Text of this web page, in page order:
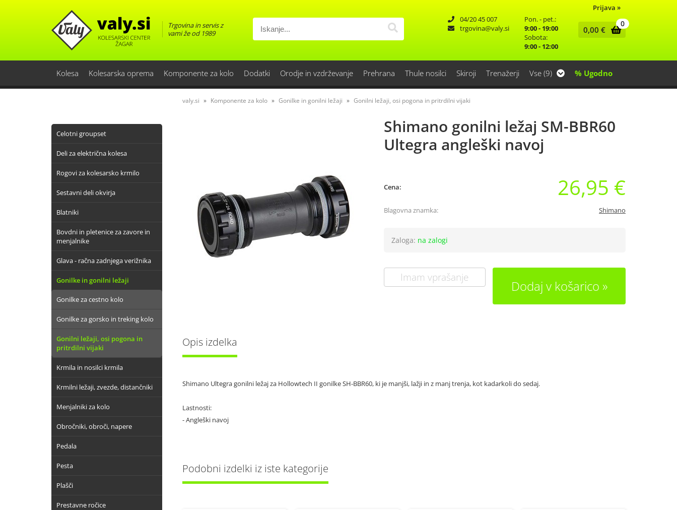
Prijava »
Trgovina in servis z
vami že od 1989
04/20 45 007
trgovina
valy.si
Pon. - pet.:
9:00 - 19:00
Sobota:
9:00 - 12:00
0
0,00 €
Kolesa Kolesarska oprema Komponente za kolo Dodatki Orodje in vzdrževanje Prehrana Thule nosilci Skiroji Trenažerji Vse (9) % Ugodno
Celotni groupset
Deli za električna kolesa
Rogovi za kolesarsko krmilo
Sestavni deli okvirja
Blatniki
Bovdni in pletenice za zavore in
menjalnike
Glava - račna zadnjega verižnika
Gonilke in gonilni ležaji
Gonilke za cestno kolo
Gonilke za gorsko in treking kolo
Gonilni ležaji, osi pogona in
pritrdilni vijaki
Krmila in nosilci krmila
Krmilni ležaji, zvezde, distančniki
Menjalniki za kolo
Obročniki, obroči, napere
Pedala
Pesta
Plašči
Prestavne ročice
valy.si Komponente za kolo Gonilke in gonilni ležaji Gonilni ležaji, osi pogona in pritrdilni vijaki
Shimano gonilni ležaj SM-BBR60
Ultegra angleški navoj
Cena: 26,95 €
Blagovna znamka: Shimano
Zaloga: na zalogi
Imam vprašanje
Dodaj v košarico
Opis izdelka
Shimano Ultegra gonilni ležaj za Hollowtech II gonilke SH-BBR60, ki je manjši, lažji in z manj trenja, kot kadarkoli do sedaj.
Lastnosti:
- Angleški navoj
Podobni izdelki iz iste kategorije